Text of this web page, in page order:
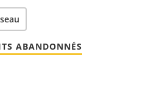
ABANDONNÉS